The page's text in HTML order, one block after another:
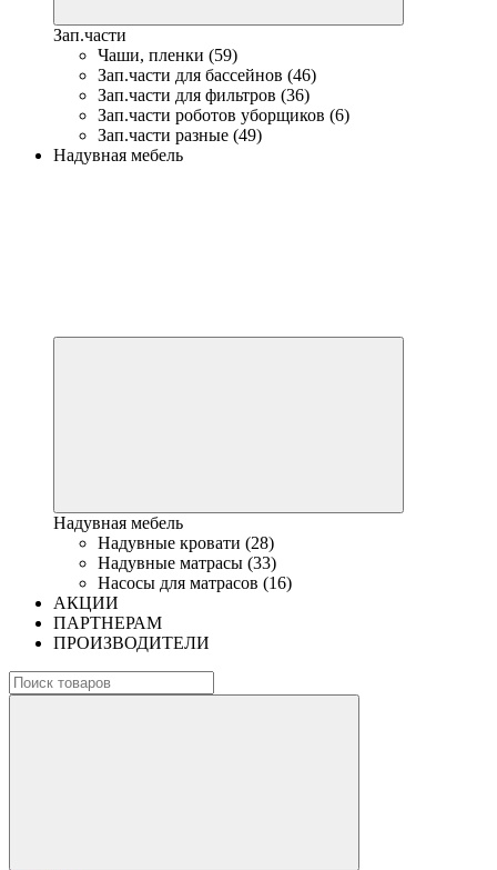
Зап.части
Чаши, пленки (59)
Зап.части для бассейнов (46)
Зап.части для фильтров (36)
Зап.части роботов уборщиков (6)
Зап.части разные (49)
Надувная мебель
Надувная мебель
Надувные кровати (28)
Надувные матрасы (33)
Насосы для матрасов (16)
АКЦИИ
ПАРТНЕРАМ
ПРОИЗВОДИТЕЛИ